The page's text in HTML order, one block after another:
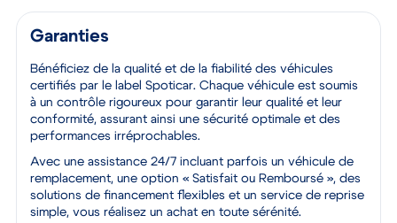
Garanties
Bénéficiez de la qualité et de la fiabilité des véhicules
certifiés par le label Spoticar. Chaque véhicule est soumis
à un contrôle rigoureux pour garantir leur qualité et leur
conformité, assurant ainsi une sécurité optimale et des
performances irréprochables.
Avec une assistance 24/7 incluant parfois un véhicule de
remplacement, une option « Satisfait ou Remboursé », des
solutions de financement flexibles et un service de reprise
simple, vous réalisez un achat en toute sérénité.